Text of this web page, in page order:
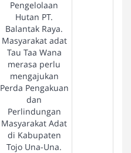
Pengelolaan
Hutan PT.
Balantak Raya.
Masyarakat adat
Tau Taa Wana
merasa perlu
mengajukan
Perda Pengakuan
dan
Perlindungan
Masyarakat Adat
di Kabupaten
Tojo Una-Una.